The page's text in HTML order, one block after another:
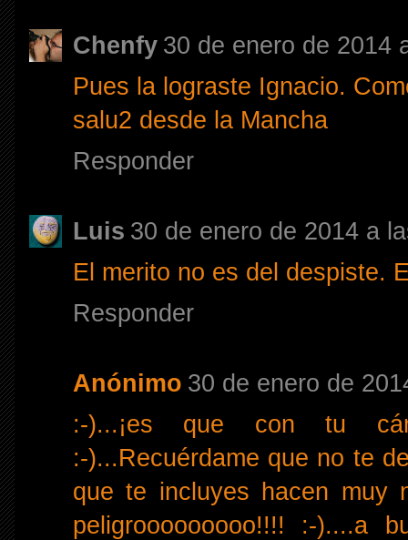
Chenfy 30 de enero de 2014
Pues la lograste Ignacio.
salu2 desde la Mancha
Responder
Luis 30 de enero de 2014 a
El merito no es del despiste.
Responder
Anónimo 30 de enero de
:-)...¡es que con tu
:-)...Recuérdame que no te
que te incluyes hacen muy
peligrooooooooo!!!! :-